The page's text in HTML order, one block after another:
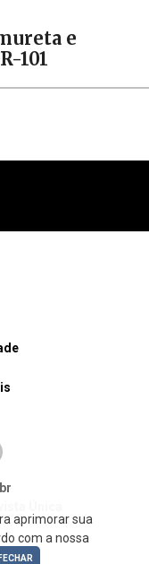
e
101
aprimorar sua
com a nossa
FECHAR